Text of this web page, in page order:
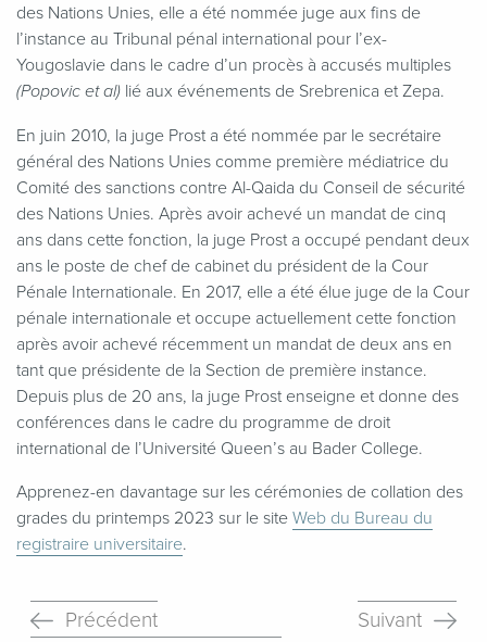
des Nations Unies, elle a été nommée juge aux fins de
l’instance au Tribunal pénal international pour l’ex-
Yougoslavie dans le cadre d’un procès à accusés multiples
(Popovic et al) lié aux événements de Srebrenica et Zepa.
En juin 2010, la juge Prost a été nommée par le secrétaire
général des Nations Unies comme première médiatrice du
Comité des sanctions contre Al-Qaida du Conseil de sécurité
des Nations Unies. Après avoir achevé un mandat de cinq
ans dans cette fonction, la juge Prost a occupé pendant deux
ans le poste de chef de cabinet du président de la Cour
Pénale Internationale. En 2017, elle a été élue juge de la Cour
pénale internationale et occupe actuellement cette fonction
après avoir achevé récemment un mandat de deux ans en
tant que présidente de la Section de première instance.
Depuis plus de 20 ans, la juge Prost enseigne et donne des
conférences dans le cadre du programme de droit
international de l’Université Queen’s au Bader College.
Apprenez-en davantage sur les cérémonies de collation des
grades du printemps 2023 sur le site Web du Bureau du
registraire universitaire.
Précédent
Suivant